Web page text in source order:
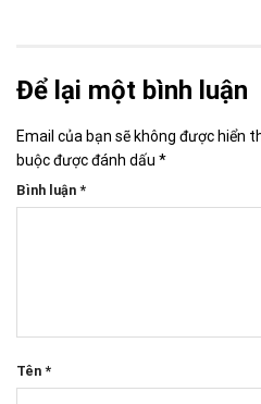
Để lại một bình luận
Email của bạn sẽ không được hiển
buộc được đánh dấu *
Bình luận *
Tên *